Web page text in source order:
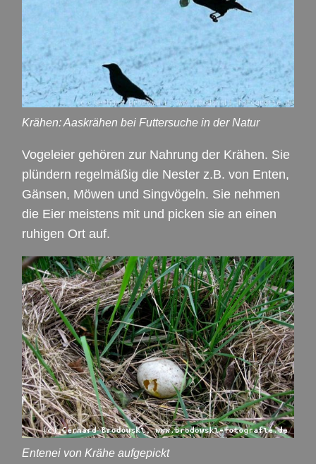
Krähen: Aaskrähen bei Futtersuche in der Natur
Vogeleier gehören zur Nahrung der Krähen. Sie
plündern regelmäßig die Nester z.B. von Enten,
Gänsen, Möwen und Singvögeln. Sie nehmen
die Eier meistens mit und picken sie an einen
ruhigen Ort auf.
Entenei von Krähe aufgepickt